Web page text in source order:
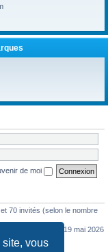
site, vous
de moi
70 invités (selon le nombre
le mar. 19 mai 2026